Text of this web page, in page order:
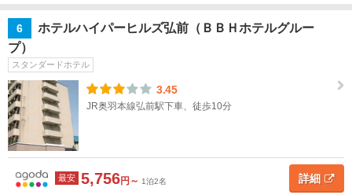
前・
津軽
半
島・
白神
山地
すべ
弘
6
ホテルハイパーヒルズ弘前（ＢＢＨホテルグルー
プ）
スタンダードホテル
3.45
JR奥羽本線弘前駅下車、徒歩10分
最安 5,756円～ 1泊2名 詳細